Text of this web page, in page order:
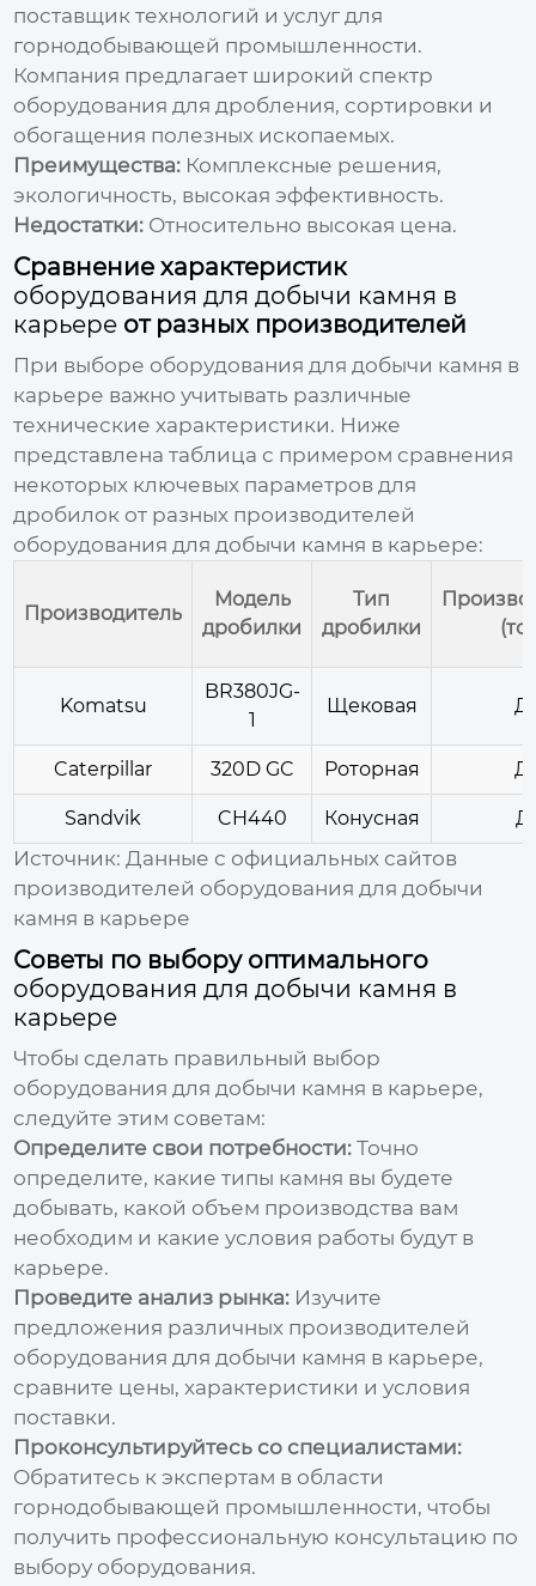
поставщик технологий и услуг для
горнодобывающей промышленности.
Компания предлагает широкий спектр
оборудования для дробления, сортировки и
обогащения полезных ископаемых.
Преимущества: Комплексные решения,
экологичность, высокая эффективность.
Недостатки: Относительно высокая цена.
Сравнение характеристик
оборудования для добычи камня в
карьере от разных производителей
При выборе оборудования для добычи камня в
карьере важно учитывать различные
технические характеристики. Ниже
представлена таблица с примером сравнения
некоторых ключевых параметров для
дробилок от разных производителей
оборудования для добычи камня в карьере:
Производитель
Модель
дробилки
Тип
дробилки
Komatsu
BR380JG-
1
Щековая
Caterpillar 320D GC Роторная
Sandvik CH440 Конусная
Источник: Данные с официальных сайтов
производителей оборудования для добычи
камня в карьере
Советы по выбору оптимального
оборудования для добычи камня в
карьере
Чтобы сделать правильный выбор
оборудования для добычи камня в карьере,
следуйте этим советам:
Определите свои потребности: Точно
определите, какие типы камня вы будете
добывать, какой объем производства вам
необходим и какие условия работы будут в
карьере.
Проведите анализ рынка: Изучите
предложения различных производителей
оборудования для добычи камня в карьере,
сравните цены, характеристики и условия
поставки.
Проконсультируйтесь со специалистами:
Обратитесь к экспертам в области
горнодобывающей промышленности, чтобы
получить профессиональную консультацию по
выбору оборудования.